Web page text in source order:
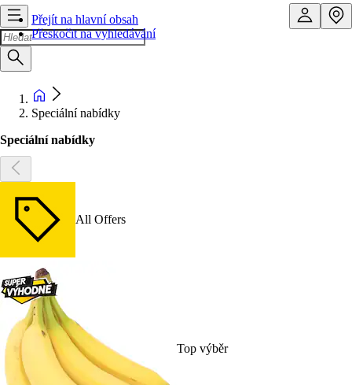
Přejít na hlavní obsah
Přeskočit na vyhledávání
Speciální nabídky
Speciální nabídky
All Offers
Top výběr